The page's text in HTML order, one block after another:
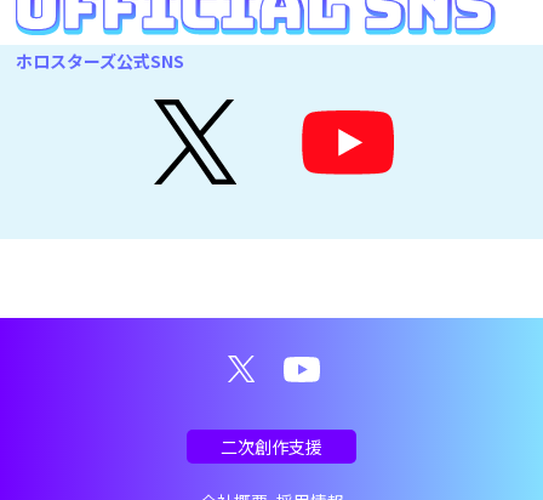
ホロスターズ公式SNS
二次創作支援